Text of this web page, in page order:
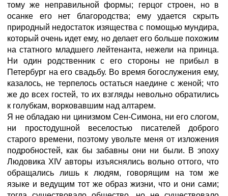
тому же неправильной формы; герцог строен, но в
осанке его нет благородства; ему удается скрыть
природный недостаток изящества с помощью мундира,
который очень идет ему, но делает его больше похожим
на статного младшего лейтенанта, нежели на принца.
Ни один родственник с его стороны не прибыл в
Петербург на его свадьбу. Во время богослужения ему,
казалось, не терпелось остаться наедине с женой; что
же до всех гостей, то их взгляды невольно обратились
к голубкам, ворковавшим над алтарем.
Я не обладаю ни цинизмом Сен-Симона, ни его слогом,
ни простодушной веселостью писателей доброго
старого времени, поэтому увольте меня от изложения
подробностей, как бы забавны они ни были. В эпоху
Людовика XIV авторы изъяснялись вольно оттого, что
обращались лишь к людям, говорящим на том же
языке и ведущим тот же образ жизни, что и они сами;